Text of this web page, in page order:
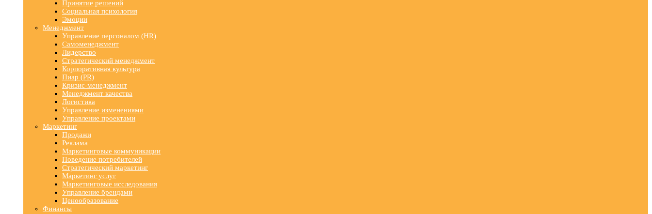
Принятие решений
Социальная психология
Эмоции
Менеджмент
Управление персоналом (HR)
Самоменеджмент
Лидерство
Стратегический менеджмент
Корпоративная культура
Пиар (PR)
Кризис-менеджмент
Менеджмент качества
Логистика
Управление изменениями
Управление проектами
Маркетинг
Продажи
Реклама
Маркетинговые коммуникации
Поведение потребителей
Стратегический маркетинг
Маркетинг услуг
Маркетинговые исследования
Управление брендами
Ценообразование
Финансы